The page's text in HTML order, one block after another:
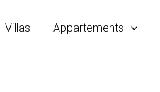
Villas Appartements